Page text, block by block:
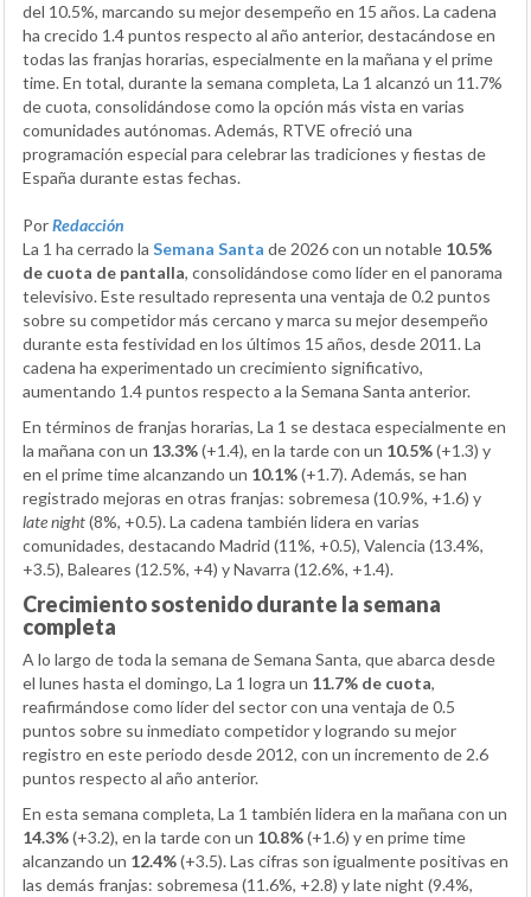
del 10.5%, marcando su mejor desempeño en 15 años. La cadena
ha crecido 1.4 puntos respecto al año anterior, destacándose en
todas las franjas horarias, especialmente en la mañana y el prime
time. En total, durante la semana completa, La 1 alcanzó un 11.7%
de cuota, consolidándose como la opción más vista en varias
comunidades autónomas. Además, RTVE ofreció una
programación especial para celebrar las tradiciones y fiestas de
España durante estas fechas.
PorRedacción
La 1 ha cerrado la Semana Santa de 2026 con un notable 10.5%
de cuota de pantalla, consolidándose como líder en el panorama
televisivo. Este resultado representa una ventaja de 0.2 puntos
sobre su competidor más cercano y marca su mejor desempeño
durante esta festividad en los últimos 15 años, desde 2011. La
cadena ha experimentado un crecimiento significativo,
aumentando 1.4 puntos respecto a la Semana Santa anterior.
En términos de franjas horarias, La 1 se destaca especialmente en
la mañana con un 13.3%(+1.4), en la tarde con un 10.5%(+1.3) y
en el prime time alcanzando un 10.1%(+1.7). Además, se han
registrado mejoras en otras franjas: sobremesa (10.9%, +1.6) y
late night(8%, +0.5). La cadena también lidera en varias
comunidades, destacando Madrid (11%, +0.5), Valencia (13.4%,
+3.5), Baleares (12.5%, +4) y Navarra (12.6%, +1.4).
Crecimiento sostenido durante la semana
completa
A lo largo de toda la semana de Semana Santa, que abarca desde
el lunes hasta el domingo, La 1 logra un 11.7% de cuota,
reafirmándose como líder del sector con una ventaja de 0.5
puntos sobre su inmediato competidor y logrando su mejor
registro en este periodo desde 2012, con un incremento de 2.6
puntos respecto al año anterior.
En esta semana completa, La 1 también lidera en la mañana con un
14.3%(+3.2), en la tarde con un 10.8%(+1.6) y en prime time
alcanzando un 12.4%(+3.5). Las cifras son igualmente positivas en
las demás franjas: sobremesa (11.6%, +2.8) y late night (9.4%,